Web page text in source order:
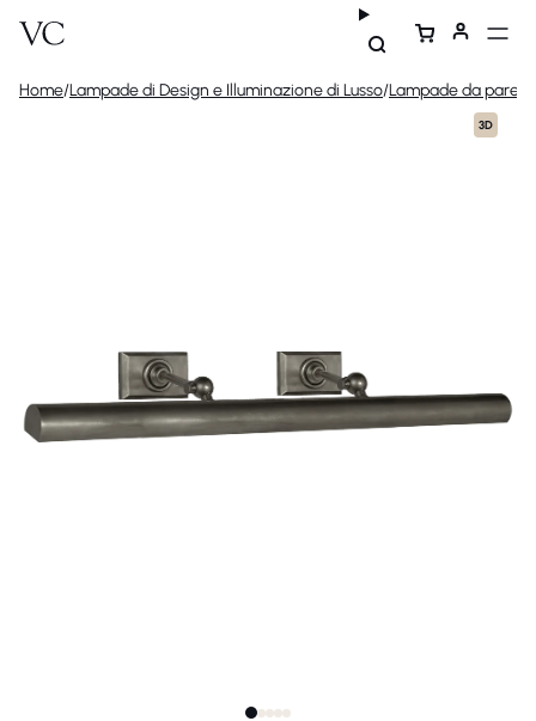
Home/Lampade di Design e Illuminazione di Lusso/Lampade da
3D